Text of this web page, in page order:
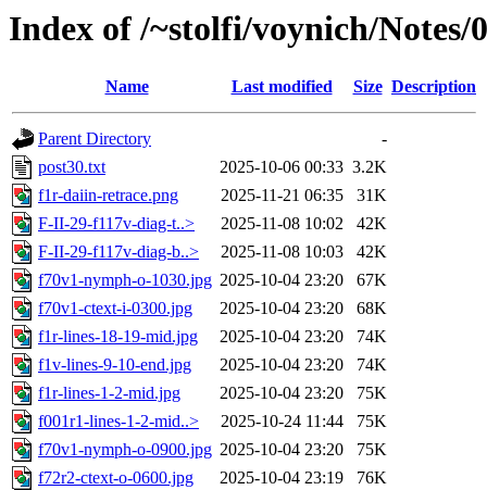
Index of /~stolfi/voynich/
Name Last modified Size Description
Parent Directory
-
post30.txt
2025-10-06 00:33 3.2K
f1r-daiin-retrace.png
2025-11-21 06:35
31K
F-II-29-f117v-diag-t..>
2025-11-08 10:02
42K
F-II-29-f117v-diag-b..>
2025-11-08 10:03
42K
f70v1-nymph-o-1030.jpg 2025-10-04 23:20
67K
f70v1-ctext-i-0300.jpg
2025-10-04 23:20
68K
f1r-lines-18-19-mid.jpg
2025-10-04 23:20
74K
f1v-lines-9-10-end.jpg
2025-10-04 23:20
74K
f1r-lines-1-2-mid.jpg
2025-10-04 23:20
75K
f001r1-lines-1-2-mid..>
2025-10-24 11:44
75K
f70v1-nymph-o-0900.jpg 2025-10-04 23:20
75K
f72r2-ctext-o-0600.jpg
2025-10-04 23:19
76K